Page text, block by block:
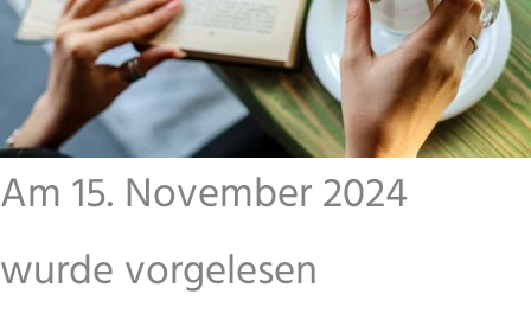
Am 15. November 2024
wurde vorgelesen